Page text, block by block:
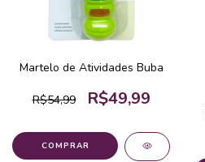
Martelo de Atividades Buba
R$54,99 R$49,99